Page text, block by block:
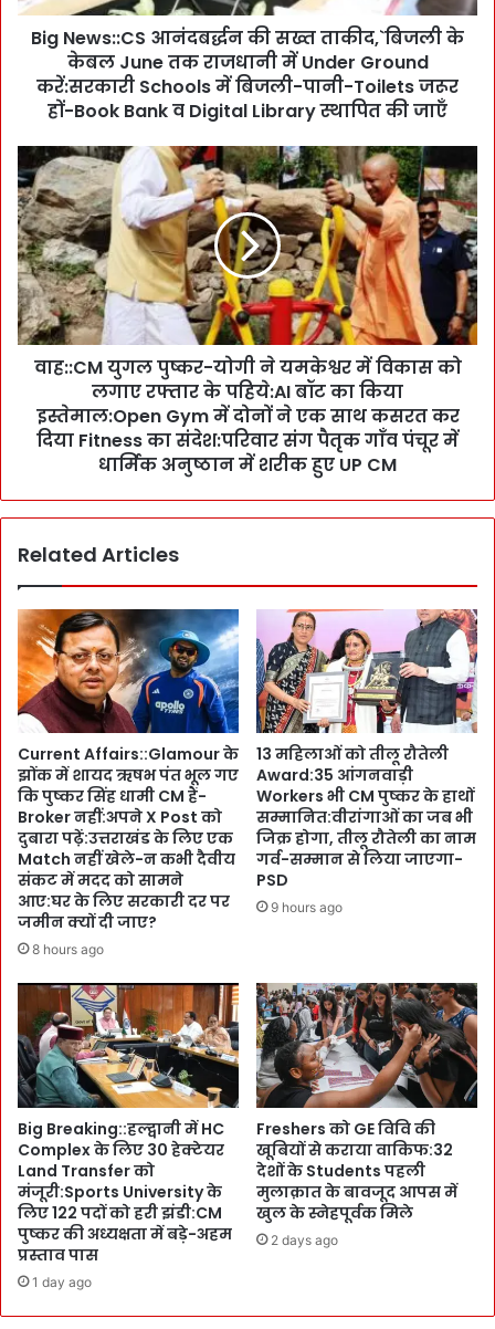
:
ब
र्द्ध
न
की
स
ख्त
ता
की
द
के
ब
ल
u
n
e
त
क
रा
ज
धा
नी
में
U
n
d
e
r
G
o
u
n
d
क
रें
:
स
र
का
री
S
h
o
Big News::CS आनंदबर्द्धन की सख्त ताकीद,`बिजली के
केबल June तक राजधानी में Under Ground
करें:सरकारी Schools में बिजली-पानी-Toilets जरूर
हों-Book Bank व Digital Library स्थापित की जाएँ
वा
ह
:
:
C
M
यु
ग
ल
ने
म
र
में
वि
का
स
को
ल
गा
ए
र
फ्ता
र
के
प
हि
A
I
बॉ
ट
का
कि
या
इ
स्ते
मा
ल
:
p
वाह::CM युगल पुष्कर-योगी ने यमकेश्वर में विकास को
लगाए रफ्तार के पहिये:AI बॉट का किया
इस्तेमाल:Open Gym में दोनों ने एक साथ कसरत कर
दिया Fitness का संदेश:परिवार संग पैतृक गाँव पंचूर में
धार्मिक अनुष्ठान में शरीक हुए UP CM
Related Articles
Current Affairs::Glamour के
झोंक में शायद ऋषभ पंत भूल गए
कि पुष्कर सिंह धामी CM हैं-
Broker नहीं:अपने X Post को
दुबारा पढ़ें:उत्तराखंड के लिए एक
Match नहीं खेले-न कभी दैवीय
संकट में मदद को सामने
आए:घर के लिए सरकारी दर पर
जमीन क्यों दी जाए?
8 hours ago
13 महिलाओं को तीलू रौतेली
Award:35 आंगनवाड़ी
Workers भी CM पुष्कर के हाथों
सम्मानित:वीरांगाओं का जब भी
जिक्र होगा, तीलू रौतेली का नाम
गर्व-सम्मान से लिया जाएगा-
PSD
9 hours ago
Big Breaking::हल्द्वानी में HC
Complex के लिए 30 हेक्टेयर
Land Transfer को
मंजूरी:Sports University के
लिए 122 पदों को हरी झंडी:CM
पुष्कर की अध्यक्षता में बड़े-अहम
प्रस्ताव पास
1 day ago
Freshers को GE विवि की
खूबियों से कराया वाकिफ:32
देशों के Students पहली
मुलाक़ात के बावजूद आपस में
खुल के स्नेहपूर्वक मिले
2 days ago